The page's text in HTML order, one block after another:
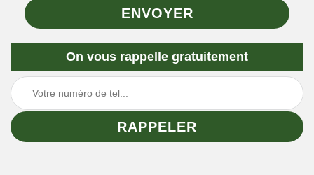
On vous rappelle gratuitement